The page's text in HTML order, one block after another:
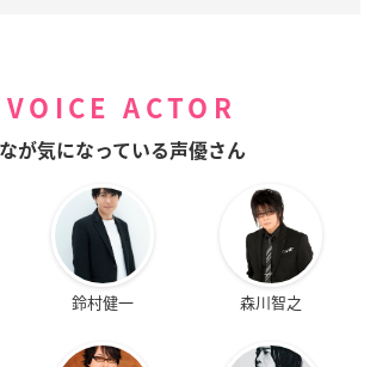
VOICE ACTOR
が気になっている声優さん
鈴村健一 森川智之